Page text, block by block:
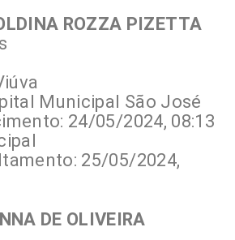
ROZZA PIZETTA
Municipal São José
24/05/2024, 08:13
25/05/2024,
DE OLIVEIRA